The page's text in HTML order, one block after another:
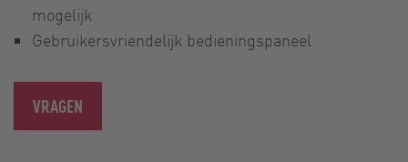
mogelijk
Gebruikersvriendelijk bedieningspaneel
VRAGEN